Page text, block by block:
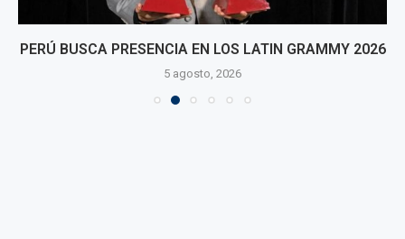
PERÚ BUSCA PRESENCIA EN LOS LATIN GRAMMY 2026
5 agosto, 2026